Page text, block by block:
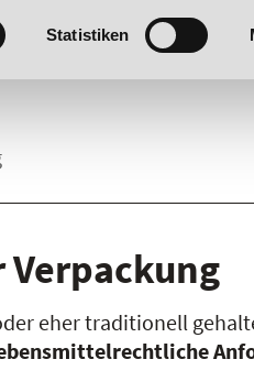
Statistiken
eher traditionell